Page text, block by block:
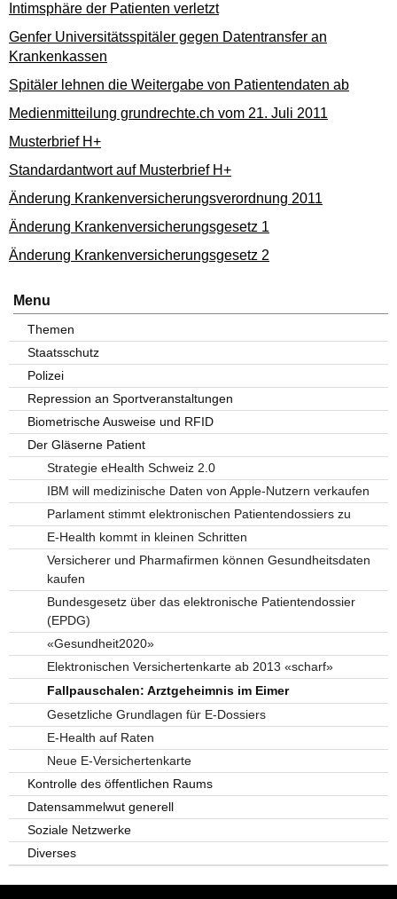
Intimsphäre der Patienten verletzt
Genfer Universitätsspitäler gegen Datentransfer an
Krankenkassen
Spitäler lehnen die Weitergabe von Patientendaten ab
Medienmitteilung grundrechte.ch vom 21. Juli 2011
Musterbrief H+
Standardantwort auf Musterbrief H+
Änderung Krankenversicherungsverordnung 2011
Änderung Krankenversicherungsgesetz 1
Änderung Krankenversicherungsgesetz 2
Menu
Themen
Staatsschutz
Polizei
Repression an Sportveranstaltungen
Biometrische Ausweise und RFID
Der Gläserne Patient
Strategie eHealth Schweiz 2.0
IBM will medizinische Daten von Apple-Nutzern verkaufen
Parlament stimmt elektronischen Patientendossiers zu
E-Health kommt in kleinen Schritten
Versicherer und Pharmafirmen können Gesundheitsdaten
kaufen
Bundesgesetz über das elektronische Patientendossier
(EPDG)
«Gesundheit2020»
Elektronischen Versichertenkarte ab 2013 «scharf»
Fallpauschalen: Arztgeheimnis im Eimer
Gesetzliche Grundlagen für E-Dossiers
E-Health auf Raten
Neue E-Versichertenkarte
Kontrolle des öffentlichen Raums
Datensammelwut generell
Soziale Netzwerke
Diverses